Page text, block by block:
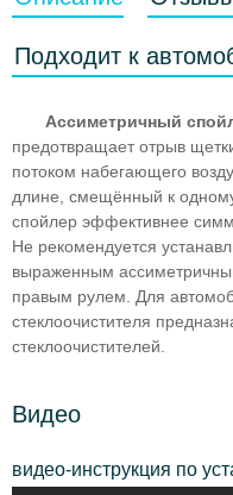
Подходит к
Ассиметричный
предотвращает отрыв
потоком набегающего
длине, смещённый к
спойлер эффективнее
Не рекомендуется
выраженным
правым рулем. Для
стеклоочистителя
стеклоочистителей.
Видео
видео-инструкция по